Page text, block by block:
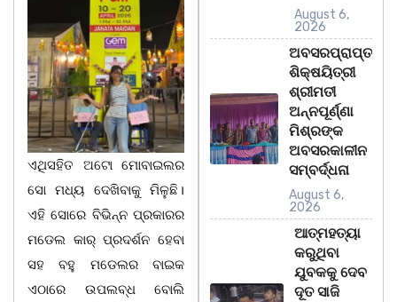
ଏଥିସହିତ ଅଟୋ ମୋବାଇଲର
ସୋ ମଧ୍ୟ ଦେଖିବାକୁ ମିଳୁଛି।
ଏହି ସୋରେ ବିଭିନ୍ନ ପ୍ରକାରର
ମଡେଲ କାର୍ ପ୍ରଦର୍ଶନ ହେବା
ସହ ବହୁ ମଡେଲର ବାଇକ
ଏଠାରେ ଉପଲବ୍ଧ ବୋଲି
August 6,
2026
ଅବସରପ୍ରାପ୍ତ
ଶିକ୍ଷୟିତ୍ରୀ
ଶ୍ରୀମତୀ
ଅନ୍ନପୂର୍ଣ୍ଣା
ମିଶ୍ରଙ୍କ
ଅବସରକାଳୀନ
ସମ୍ବର୍ଦ୍ଧନା
August 6,
2026
ଆତ୍ମହତ୍ୟା
କରୁଥିବା
ଯୁବକକୁ ଦେବ
ଦୂତ ସାଜି